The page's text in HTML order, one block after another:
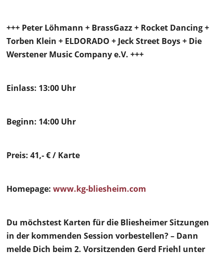
+++ Peter Löhmann + BrassGazz + Rocket Dancing +
Torben Klein + ELDORADO + Jeck Street Boys + Die
Werstener Music Company e.V. +++
Einlass: 13:00 Uhr
Beginn: 14:00 Uhr
Preis: 41,- € / Karte
Homepage:www.kg-bliesheim.com
Du möchstest Karten für die Bliesheimer Sitzungen
in der kommenden Session vorbestellen? – Dann
melde Dich beim 2. Vorsitzenden Gerd Friehl unter